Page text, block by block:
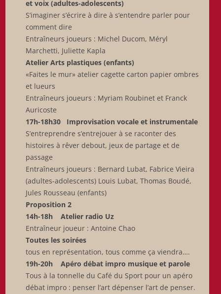
et voix (adultes-adolescents)
S’imaginer s’écrire à dire à s’entendre parler pour
comment dire
Entraîneurs joueurs : Michel Ducom, Méryl
Marchetti, Juliette Kapla
Atelier Arts plastiques (enfants)
«Faites le mur» atelier cagette carton papier ombres
et lueurs
Entraîneurs joueurs : Myriam Roubinet et Franck
Auricoste
17h-18h30 Improvisation vocale et instrumentale
S’entreprendre s’entrejouer à se raconter des
histoires à rêver debout, jeux de partage et de
passage
Entraîneurs joueurs : Bernard Lubat, Fabrice Vieira
(adultes-adolescents) Louis Lubat, Thomas Boudé,
Jules Rousseau (enfants)
Proposition 2
14h-18h Atelier radio Uz
Entraîneur joueur : Antoine Chao
Toutes les soirées
tous en représentation, tous comme ça viendra….
19h-20h Apéro débat impro musique et parole
Tous à la tonnelle du Café du Sport pour un apéro
débat impro : penser l’art dépenser l’art de penser.